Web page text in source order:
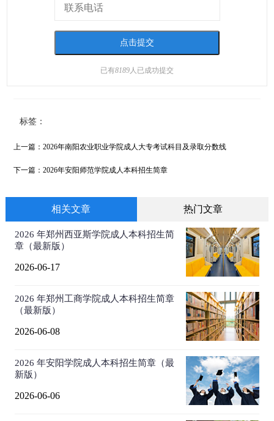
已有8189人已成功提交
标签：
上一篇： 2026年南阳农业职业学院成人大专考试科目及录取分数线
下一篇： 2026年安阳师范学院成人本科招生简章
相关文章 热门文章
2026 年郑州西亚斯学院成人本科招生简
章（最新版）
2026-06-17
2026 年郑州工商学院成人本科招生简章
（最新版）
2026-06-08
2026 年安阳学院成人本科招生简章（最
新版）
2026-06-06